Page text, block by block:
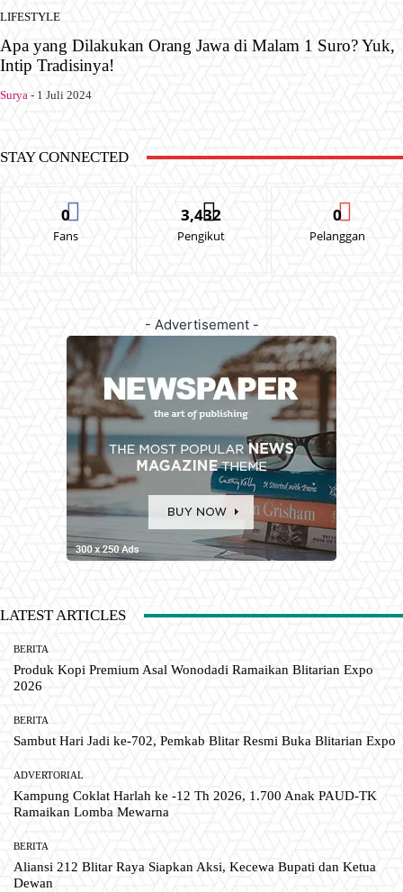
LIFESTYLE
Apa yang Dilakukan Orang Jawa di Malam 1 Suro? Yuk,
Intip Tradisinya!
Surya - 1 Juli 2024
STAY CONNECTED
0
Fans
3,432
Pengikut
0
Pelanggan
- Advertisement -
LATEST ARTICLES
BERITA
Produk Kopi Premium Asal Wonodadi Ramaikan Blitarian Expo
2026
BERITA
Sambut Hari Jadi ke-702, Pemkab Blitar Resmi Buka Blitarian Expo
ADVERTORIAL
Kampung Coklat Harlah ke -12 Th 2026, 1.700 Anak PAUD-TK
Ramaikan Lomba Mewarna
BERITA
Aliansi 212 Blitar Raya Siapkan Aksi, Kecewa Bupati dan Ketua
Dewan